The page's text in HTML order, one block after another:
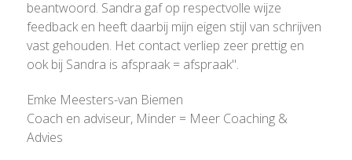
beantwoord. Sandra gaf op respectvolle wijze
feedback en heeft daarbij mijn eigen stijl van schrijven
vast gehouden. Het contact verliep zeer prettig en
ook bij Sandra is afspraak = afspraak".
Emke Meesters-van Biemen
Coach en adviseur, Minder = Meer Coaching &
Advies